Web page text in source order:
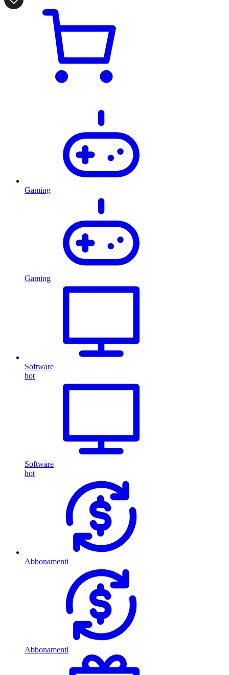
Gaming
Gaming
Software
hot
Software
hot
Abbonamenti
Abbonamenti